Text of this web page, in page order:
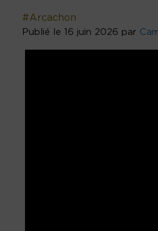
#Arcachon
Publié le 16 juin 2026 par